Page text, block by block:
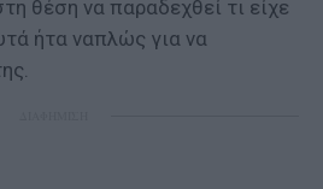
θέση να παραδεχθεί τι είχε
ήτα ναπλώς για να